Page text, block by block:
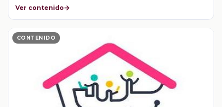
Ver contenido
CONTENIDO